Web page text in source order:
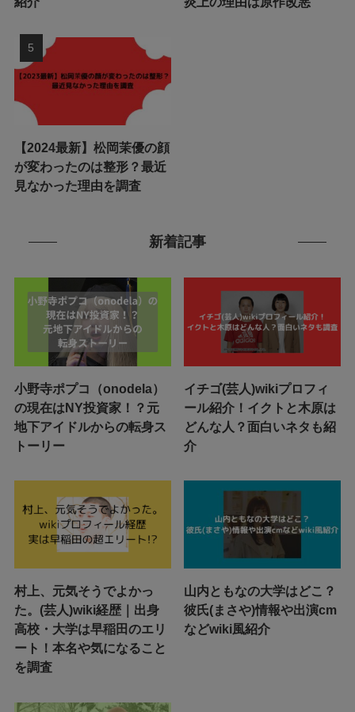
【2024最新】松岡茉優の顔
が変わったのは整形？最近
見なかった理由を調査
新着記事
小野寺ポプコ（onodela）
の現在はNY投資家！？元
地下アイドルからの転身ス
トーリー
イチゴ(芸人)wikiプロフィ
ール紹介！イクトと木原は
どんな人？面白いネタも紹
介
村上、元気そうでよかっ
た。(芸人)wiki経歴｜出身
高校・大学は早稲田のエリ
ート！本名や気になること
を調査
山内ともなの大学はどこ？
彼氏(まさや)情報や出演cm
などwiki風紹介